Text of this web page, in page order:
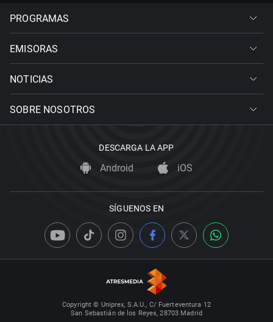
PROGRAMAS
EMISORAS
NOTICIAS
SOBRE NOSOTROS
DESCARGA LA APP
Android iOS
SÍGUENOS EN
Copyright © Uniprex, S.A.U., C/ Fuerteventura 12
San Sebastián de los Reyes, 28703 Madrid